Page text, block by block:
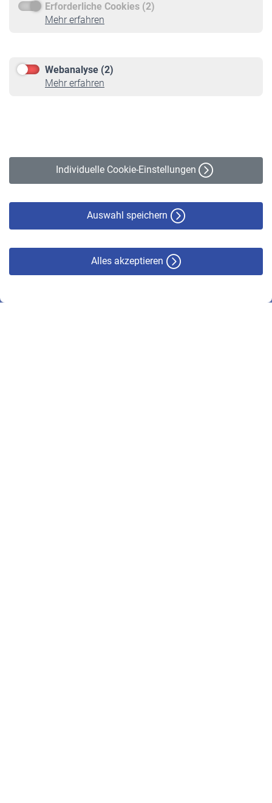
Erforderliche Cookies (2)
Mehr erfahren
Webanalyse (2)
Mehr erfahren
Individuelle Cookie-Einstellungen
Auswahl speichern
Alles akzeptieren
Service
Informationen
Online-Rechner
VBLnewsletter
Erklärung zur Barrierefreiheit
© VBL 2026